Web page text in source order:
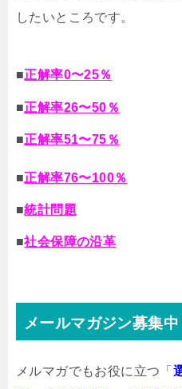
したいところです。
■正解率0〜25％
■正解率26〜50％
■正解率51〜75％
■正解率76〜100％
■統計問題
■社会保障の沿革
メールマガジン募集中
メルマガでもお役に立つ「